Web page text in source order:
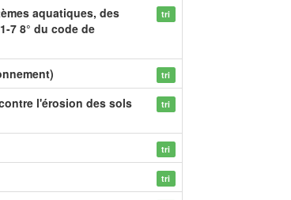
aquatiques, des
7 8° du code de
tri
tri
l'érosion des sols
tri
tri
tri